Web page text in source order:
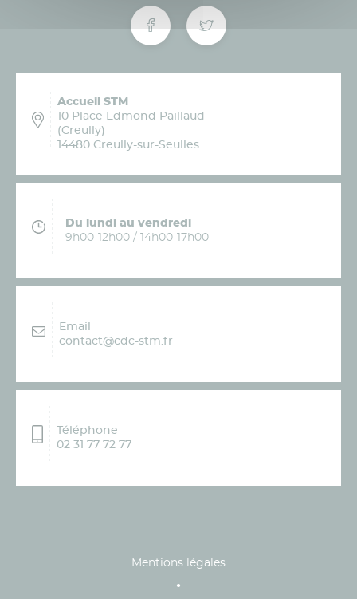
Accueil STM
10 Place Edmond Paillaud
(Creully)
14480 Creully-sur-Seulles
Du lundi au vendredi
9h00-12h00 / 14h00-17h00
Email
contact@cdc-stm.fr
Téléphone
02 31 77 72 77
Mentions légales